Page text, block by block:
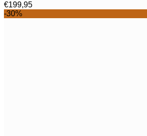
Deze
optie
€199,95
-30%